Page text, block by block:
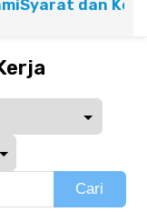
Syarat dan
Cari